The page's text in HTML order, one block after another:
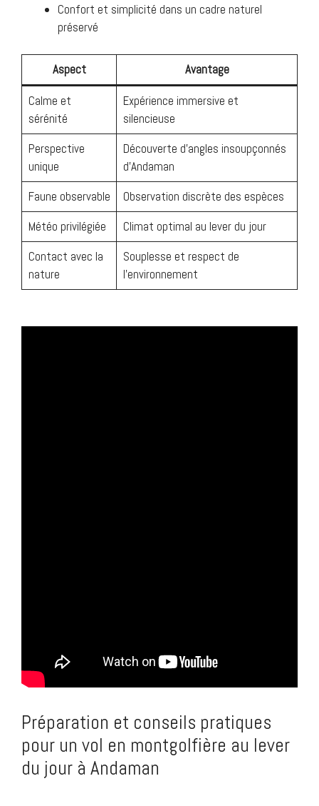
Confort et simplicité dans un cadre naturel
préservé
Aspect
Avantage
Calme et
sérénité
Expérience immersive et
silencieuse
Perspective
unique
Découverte d’angles insoupçonnés
d’Andaman
Faune observable
Observation discrète des espèces
Météo privilégiée
Climat optimal au lever du jour
Contact avec la
nature
Souplesse et respect de
l’environnement
Préparation et conseils pratiques
pour un vol en montgolfière au lever
du jour à Andaman